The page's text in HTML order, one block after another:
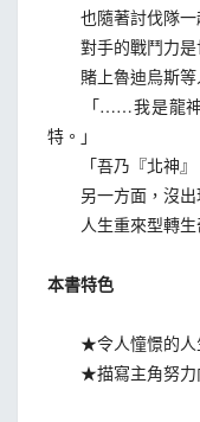
也隨著討伐隊一
對手的戰鬥力是
賭上魯迪烏斯等
「……我是龍神
特。」
「吾乃『北神』
另一方面，沒出
人生重來型轉生
本書特色
★令人憧憬的人
★描寫主角努力